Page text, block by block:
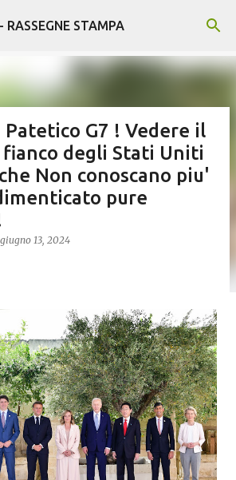
ai contenuti principali
RASSEGNE STAMPA
Patetico G7 ! Vedere il
fianco degli Stati Uniti
Non conoscano piu'
pure
giugno 13, 2024